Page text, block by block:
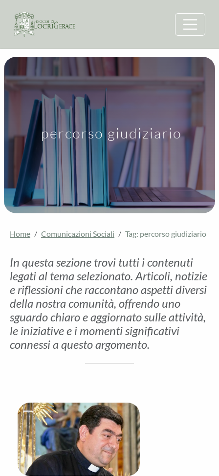
percorso giudiziario
Home Comunicazioni Sociali Tag: percorso giudiziario
In questa sezione trovi tutti i contenuti
legati al tema selezionato. Articoli, notizie
e riflessioni che raccontano aspetti diversi
della nostra comunità, offrendo uno
sguardo chiaro e aggiornato sulle attività,
le iniziative e i momenti significativi
connessi a questo argomento.